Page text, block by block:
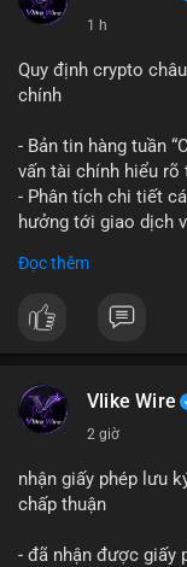
#vlikevn #titanbot
📰 Nguồn:
1 h
Quy định crypto
chính
- Bản tin hàng tuần
vấn tài chính hiểu
- Phân tích chi tiết
hưởng tới giao dịch
nhà đầu tư chuẩn bị
trong lĩnh vực
$btc $eth
#vlikevn #titanbot
Đọc thêm
Vlike Wire
2 giờ
nhận giấy phép lưu
chấp thuận
- đã nhận được giấy